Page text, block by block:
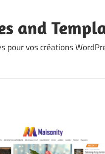
and
pour vos créations